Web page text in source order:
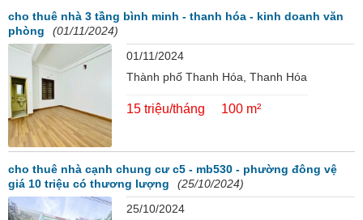
cho thuê nhà 3 tầng bình minh - thanh hóa - kinh doanh văn
phòng
(01/11/2024)
01/11/2024
Thành phố Thanh Hóa, Thanh Hóa
15 triệu/tháng 100 m²
cho thuê nhà cạnh chung cư c5 - mb530 - phường đông vệ
giá 10 triệu có thương lượng
(25/10/2024)
25/10/2024